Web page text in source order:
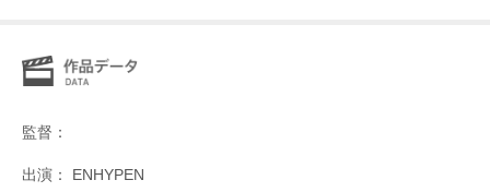
監督：
出演： ENHYPEN